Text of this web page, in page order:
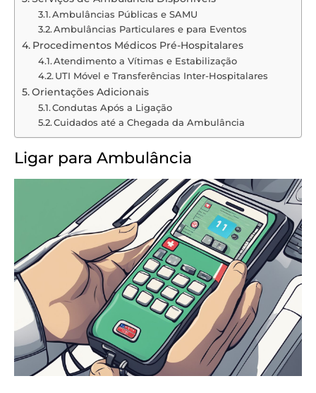
Ambulâncias Públicas e SAMU
Ambulâncias Particulares e para Eventos
Procedimentos Médicos Pré-Hospitalares
Atendimento a Vítimas e Estabilização
UTI Móvel e Transferências Inter-Hospitalares
Orientações Adicionais
Condutas Após a Ligação
Cuidados até a Chegada da Ambulância
Ligar para Ambulância